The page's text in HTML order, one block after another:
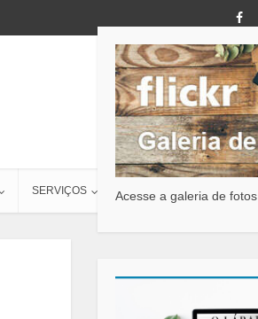
SERVIÇOS CONTATO
Acesse a galeria de fotos